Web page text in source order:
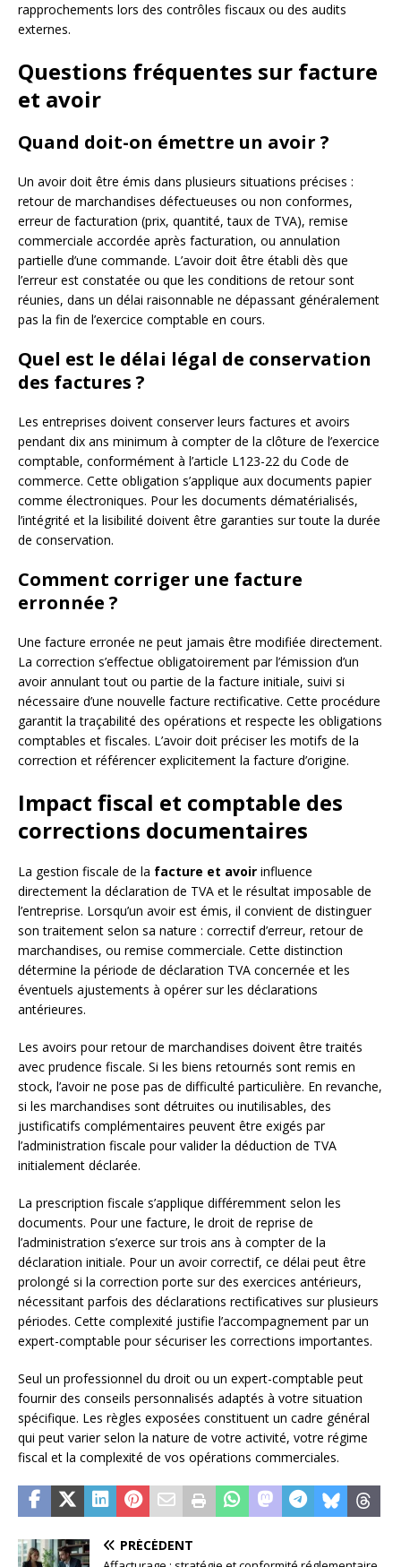
rapprochements lors des contrôles fiscaux ou des audits
externes.
Questions fréquentes sur facture
et avoir
Quand doit-on émettre un avoir ?
Un avoir doit être émis dans plusieurs situations précises :
retour de marchandises défectueuses ou non conformes,
erreur de facturation (prix, quantité, taux de TVA), remise
commerciale accordée après facturation, ou annulation
partielle d’une commande. L’avoir doit être établi dès que
l’erreur est constatée ou que les conditions de retour sont
réunies, dans un délai raisonnable ne dépassant généralement
pas la fin de l’exercice comptable en cours.
Quel est le délai légal de conservation
des factures ?
Les entreprises doivent conserver leurs factures et avoirs
pendant dix ans minimum à compter de la clôture de l’exercice
comptable, conformément à l’article L123-22 du Code de
commerce. Cette obligation s’applique aux documents papier
comme électroniques. Pour les documents dématérialisés,
l’intégrité et la lisibilité doivent être garanties sur toute la durée
de conservation.
Comment corriger une facture
erronnée ?
Une facture erronée ne peut jamais être modifiée directement.
La correction s’effectue obligatoirement par l’émission d’un
avoir annulant tout ou partie de la facture initiale, suivi si
nécessaire d’une nouvelle facture rectificative. Cette procédure
garantit la traçabilité des opérations et respecte les obligations
comptables et fiscales. L’avoir doit préciser les motifs de la
correction et référencer explicitement la facture d’origine.
Impact fiscal et comptable des
corrections documentaires
La gestion fiscale de la facture et avoir influence
directement la déclaration de TVA et le résultat imposable de
l’entreprise. Lorsqu’un avoir est émis, il convient de distinguer
son traitement selon sa nature : correctif d’erreur, retour de
marchandises, ou remise commerciale. Cette distinction
détermine la période de déclaration TVA concernée et les
éventuels ajustements à opérer sur les déclarations
antérieures.
Les avoirs pour retour de marchandises doivent être traités
avec prudence fiscale. Si les biens retournés sont remis en
stock, l’avoir ne pose pas de difficulté particulière. En revanche,
si les marchandises sont détruites ou inutilisables, des
justificatifs complémentaires peuvent être exigés par
l’administration fiscale pour valider la déduction de TVA
initialement déclarée.
La prescription fiscale s’applique différemment selon les
documents. Pour une facture, le droit de reprise de
l’administration s’exerce sur trois ans à compter de la
déclaration initiale. Pour un avoir correctif, ce délai peut être
prolongé si la correction porte sur des exercices antérieurs,
nécessitant parfois des déclarations rectificatives sur plusieurs
périodes. Cette complexité justifie l’accompagnement par un
expert-comptable pour sécuriser les corrections importantes.
Seul un professionnel du droit ou un expert-comptable peut
fournir des conseils personnalisés adaptés à votre situation
spécifique. Les règles exposées constituent un cadre général
qui peut varier selon la nature de votre activité, votre régime
fiscal et la complexité de vos opérations commerciales.
PRÉCÉDENT